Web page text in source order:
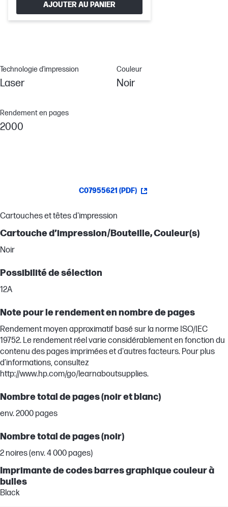
AJOUTER AU PANIER
Technologie d’impression
Laser
Couleur
Noir
Rendement en pages
2000
C07955621 (PDF)
Cartouches et têtes d'impression
Cartouche d’impression/Bouteille, Couleur(s)
Noir
Possibilité de sélection
12A
Note pour le rendement en nombre de pages
Rendement moyen approximatif basé sur la norme ISO/IEC
19752. Le rendement réel varie considérablement en fonction du
contenu des pages imprimées et d'autres facteurs. Pour plus
d’informations, consultez
http://www.hp.com/go/learnaboutsupplies.
Nombre total de pages (noir et blanc)
env. 2000 pages
Nombre total de pages (noir)
2 noires (env. 4 000 pages)
Imprimante de codes barres graphique couleur à
bulles
Black